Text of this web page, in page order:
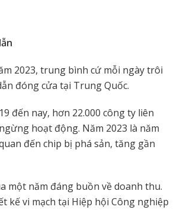
2023, trung bình cứ mỗi ngày trôi
đóng cửa tại Trung Quốc.
đến nay, hơn 22.000 công ty liên
hoạt động. Năm 2023 là năm
đến chip bị phá sản, tăng gần
một năm đáng buồn về doanh thu.
kế vi mạch tại Hiệp hội Công nghiệp